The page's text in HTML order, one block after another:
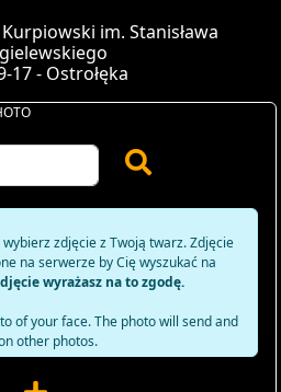
im. Stanisława
17 - Ostrołęka
zdjęcie z Twoją twarz. Zdjęcie
na serwerze by Cię wyszukać na
wyrażasz na to zgodę.
of your face. The photo will send and
other photos.